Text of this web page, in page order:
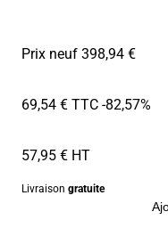
Prix neuf 398,94 €
69,54 € TTC-82,57%
57,95 € HT
Livraison gratuite